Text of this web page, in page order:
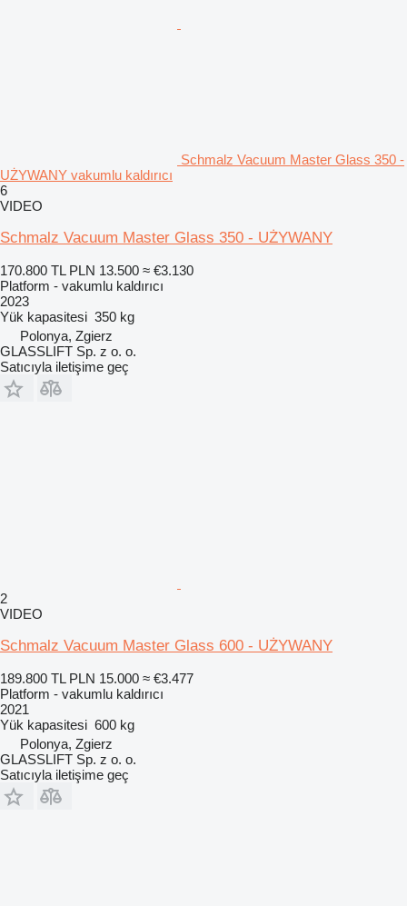
Schmalz Vacuum Master Glass 350 -
UŻYWANY vakumlu kaldırıcı
6
VIDEO
Schmalz Vacuum Master Glass 350 - UŻYWANY
170.800 TL PLN 13.500 ≈ €3.130
Platform - vakumlu kaldırıcı
2023
Yük kapasitesi 350 kg
Polonya, Zgierz
GLASSLIFT Sp. z o. o.
Satıcıyla iletişime geç
2
VIDEO
Schmalz Vacuum Master Glass 600 - UŻYWANY
189.800 TL PLN 15.000 ≈ €3.477
Platform - vakumlu kaldırıcı
2021
Yük kapasitesi 600 kg
Polonya, Zgierz
GLASSLIFT Sp. z o. o.
Satıcıyla iletişime geç